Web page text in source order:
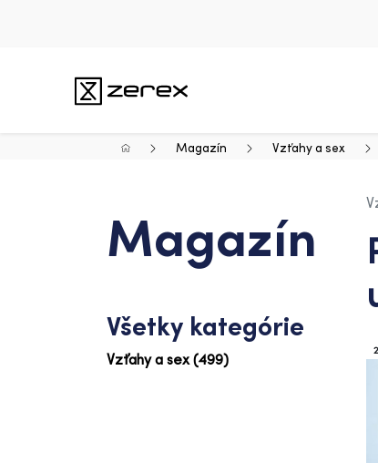
Magazín Vzťahy a sex
Magazín
Všetky kategórie
Vzťahy a sex (499)